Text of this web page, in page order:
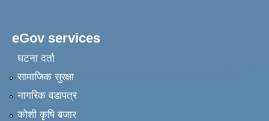
eGov services
घटना दर्ता
सामाजिक सुरक्षा
नागरिक वडापत्र
कोशी कृषि बजार